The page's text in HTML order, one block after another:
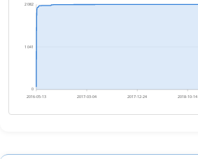
0
1 041
2 082
2016-05-13 2017-03-04 2017-12-24 2018-10-14